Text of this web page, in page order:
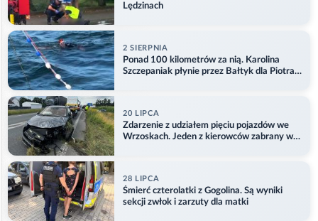
Lędzinach
2 SIERPNIA
Ponad 100 kilometrów za nią. Karolina
Szczepaniak płynie przez Bałtyk dla Piotra.
20 LIPCA
Zdarzenie z udziałem pięciu pojazdów we
Wrzoskach. Jeden z kierowców zabrany w
28 LIPCA
Śmierć czterolatki z Gogolina. Są wyniki
sekcji zwłok i zarzuty dla matki